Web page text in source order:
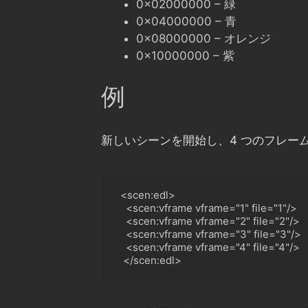
0x02000000 – 緑
0x04000000 – 青
0x08000000 – オレンジ
0x10000000 – 紫
例
新しいシーンを開始し、4 つのフレー
<scen:edl>
<scen:vframe vframe="1" file="1"/>
<scen:vframe vframe="2" file="2"/>
<scen:vframe vframe="3" file="3"/>
<scen:vframe vframe="4" file="4"/>
</scen:edl>